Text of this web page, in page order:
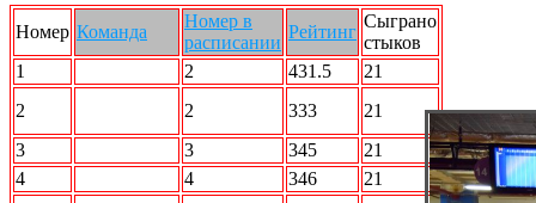
Номер Команда
Номер в
расписании
Рейтинг
Сыграно
стыков
1
2 431.5
21
2
2 333
21
3
3 345
21
4
4 346
21